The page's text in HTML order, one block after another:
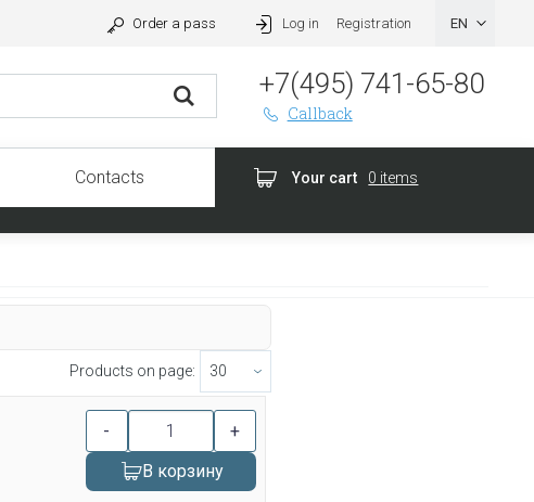
Order a pass Log in Registration
+7(495) 741-65-80
Callback
Contacts Your cart 0 items
Products on page:
-
+
В корзину